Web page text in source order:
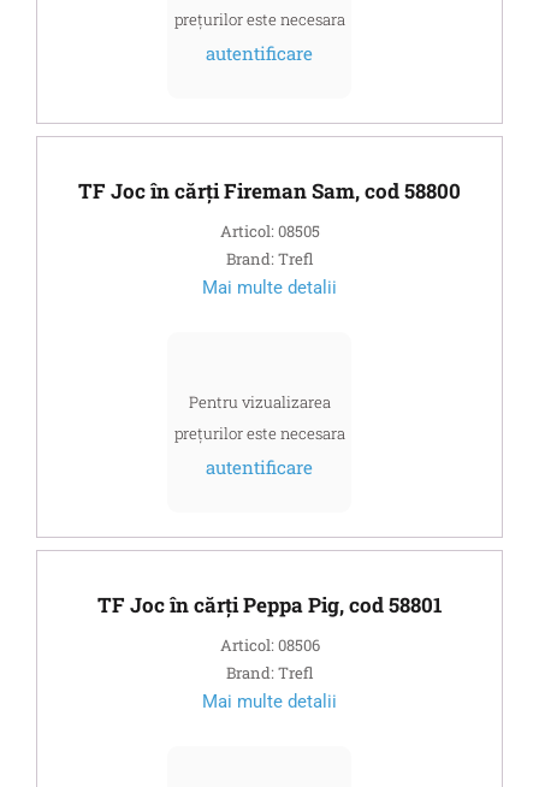
prețurilor este necesara
autentificare
TF Joc în cărți Fireman Sam, cod 58800
Articol: 08505
Brand: Trefl
Mai multe detalii
Pentru vizualizarea
prețurilor este necesara
autentificare
TF Joc în cărți Peppa Pig, cod 58801
Articol: 08506
Brand: Trefl
Mai multe detalii